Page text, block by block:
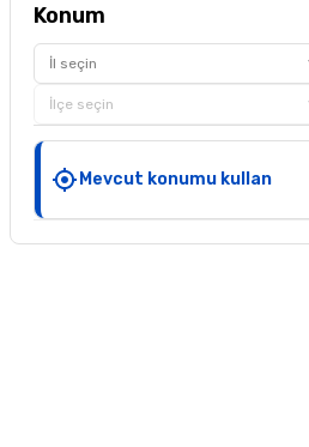
Konum
İl seçin
İlçe seçin
Mevcut konumu kullan